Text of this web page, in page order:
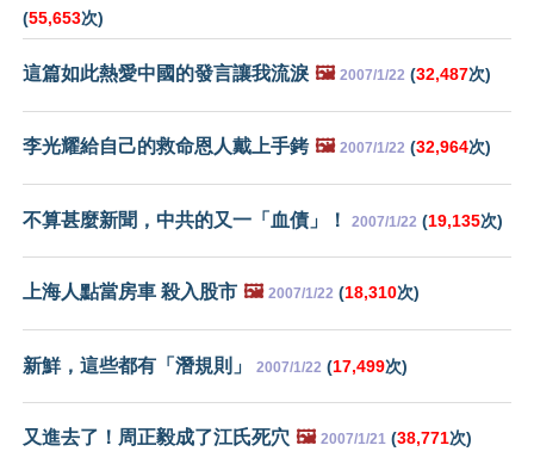
(55,653次)
這篇如此熱愛中國的發言讓我流淚 🖼️ 2007/1/22 (32,487次)
李光耀給自己的救命恩人戴上手銬 🖼️ 2007/1/22 (32,964次)
不算甚麼新聞，中共的又一「血債」！ 2007/1/22 (19,135次)
上海人點當房車 殺入股市 🖼️ 2007/1/22 (18,310次)
新鮮，這些都有「潛規則」 2007/1/22 (17,499次)
又進去了！周正毅成了江氏死穴 🖼️ 2007/1/21 (38,771次)